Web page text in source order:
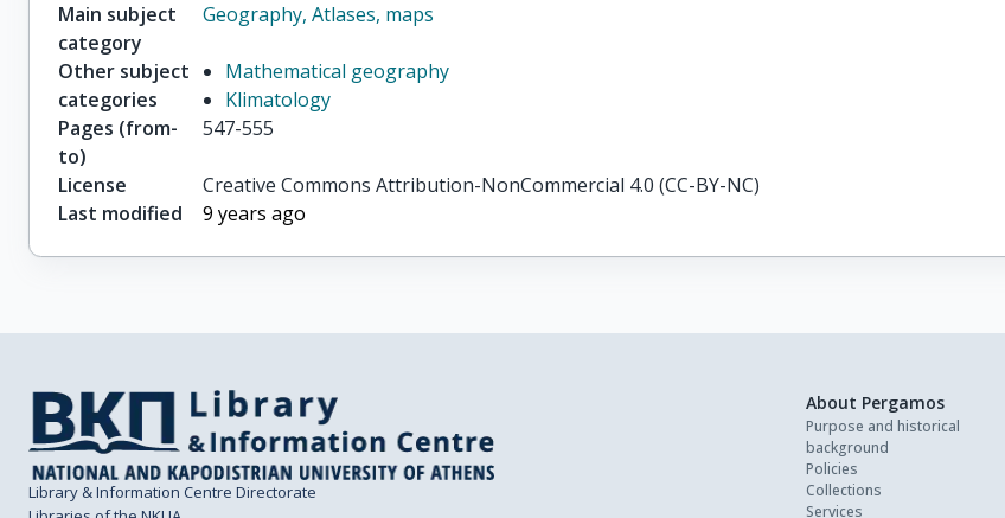
Main subject
category
Geography, Atlases, maps
Other subject
categories
Mathematical geography
Klimatology
Pages (from-
to)
547-555
License
Creative Commons Attribution-NonCommercial 4.0 (CC-BY-NC)
Last modified
9 years ago
Library & Information Centre Directorate
About Pergamos
Purpose and historical
background
Policies
Collections
Services